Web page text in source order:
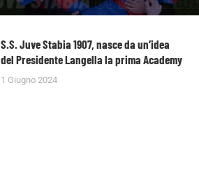
S.S. Juve Stabia 1907, nasce da un’idea
del Presidente Langella la prima Academy
1 Giugno 2024